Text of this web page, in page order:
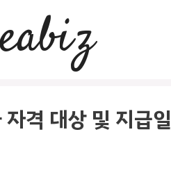
격 대상 및 지급일